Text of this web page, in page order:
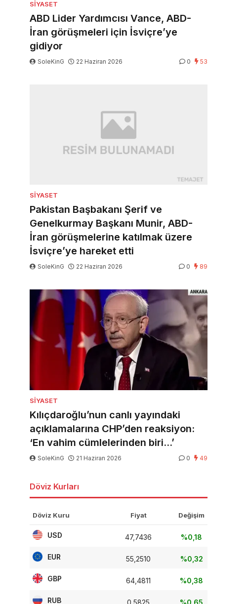
SIYASET
ABD Lider Yardımcısı Vance, ABD-
İran görüşmeleri için İsviçre’ye
gidiyor
SoleKinG 22 Haziran 2026 0 53
SIYASET
Pakistan Başbakanı Şerif ve
Genelkurmay Başkanı Munir, ABD-
İran görüşmelerine katılmak üzere
İsviçre’ye hareket etti
SoleKinG 22 Haziran 2026 0 89
SIYASET
Kılıçdaroğlu’nun canlı yayındaki
açıklamalarına CHP’den reaksiyon:
‘En vahim cümlelerinden biri…’
SoleKinG 21 Haziran 2026 0 49
Döviz Kurları
Döviz Kuru Fiyat Değişim
USD 47,7436 %0,18
EUR 55,2510 %0,32
GBP 64,4811 %0,38
RUB 0,5825 %0,65